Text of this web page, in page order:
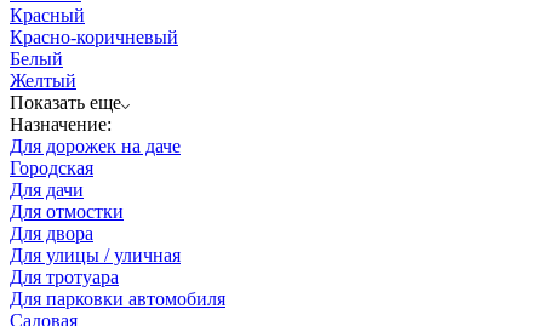
Красный
Красно-коричневый
Белый
Желтый
Показать еще
Назначение:
Для дорожек на даче
Городская
Для дачи
Для отмостки
Для двора
Для улицы / уличная
Для тротуара
Для парковки автомобиля
Садовая